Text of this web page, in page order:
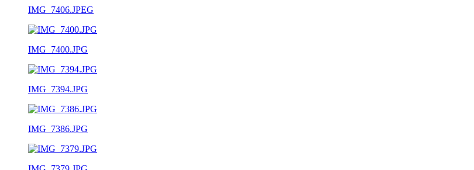
IMG_7406.JPEG
IMG_7400.JPG
IMG_7394.JPG
IMG_7386.JPG